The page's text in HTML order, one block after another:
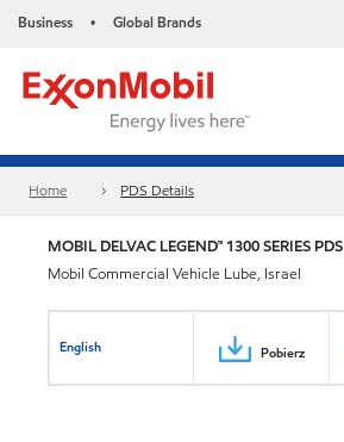
Business • Global Brands
Home PDS Details
MOBIL DELVAC LEGEND™ 1300 SERIES PDS
Mobil Commercial Vehicle Lube, Israel
English Pobierz